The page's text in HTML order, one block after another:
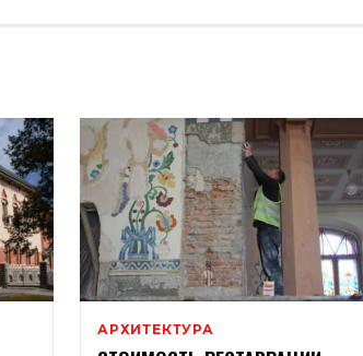
АРХИТЕКТУРА